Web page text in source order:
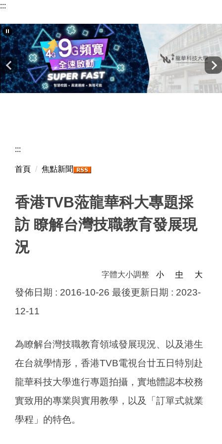
跳
主
要
內
容
區
:::
:::
首頁 焦點新聞
香港TVB蒞龍華科大專題採
訪 瞭解台灣技職教育發展現
況
字體大小調整 小 中 大
發佈日期 : 2016-10-26 最後更新日期 : 2023-
12-11
為瞭解台灣技職教育領域發展現況、以及港生
在台就學情形，香港TVB電視台廿五日特別赴
龍華科技大學進行專題拍攝，實地體認本校務
實致用的專業與實用教學，以及「訂單式就業
學程」的特色。